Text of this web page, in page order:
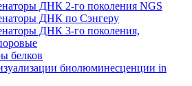
ДНК 2-го поколения NGS
ДНК по Сэнгеру
ДНК 3-го поколения,
белков
биолюминесценции in